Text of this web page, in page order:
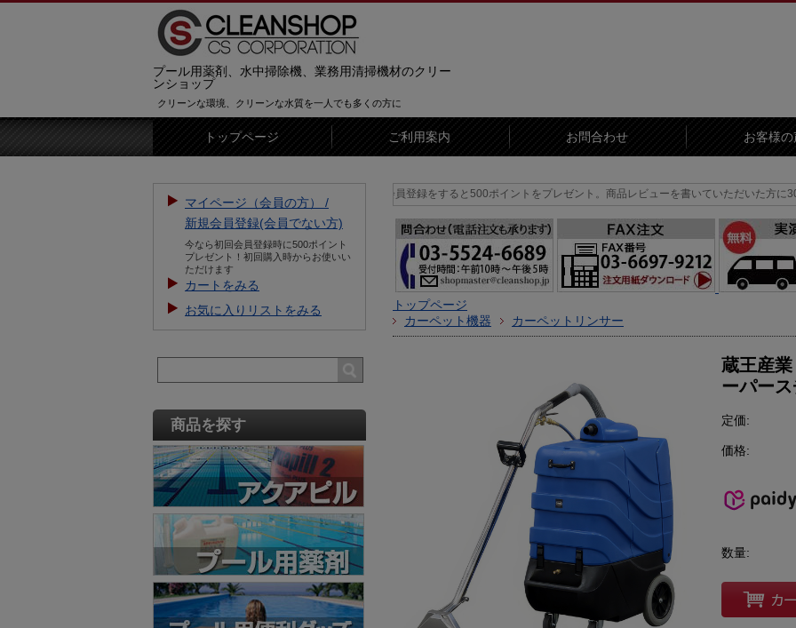
プール用薬剤、水中掃除機、業務用清掃機材のクリー
ンショップ
クリーンな環境、クリーンな水質を一人でも多くの方に
トップページ ご利用案内 お問合わせ お客様の
【お知らせ】新規会員登録をすると500ポイントをプレゼント。 商品レビューを書いていただいた方に300ポイントをプ
トップページ
カーペット機器
カーペットリンサー
蔵王産
ーパー
定価:
価格:
数量:
マイページ（会員の方） /
新規会員登録(会員でない方)
今なら初回会員登録時に500ポイント
プレゼント！初回購入時からお使いい
ただけます
カートをみる
お気に入りリストをみる
商品を探す